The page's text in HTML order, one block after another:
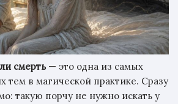
смерть— это одна из самых
тем в магической практике. Сразу
такую порчу не нужно искать у